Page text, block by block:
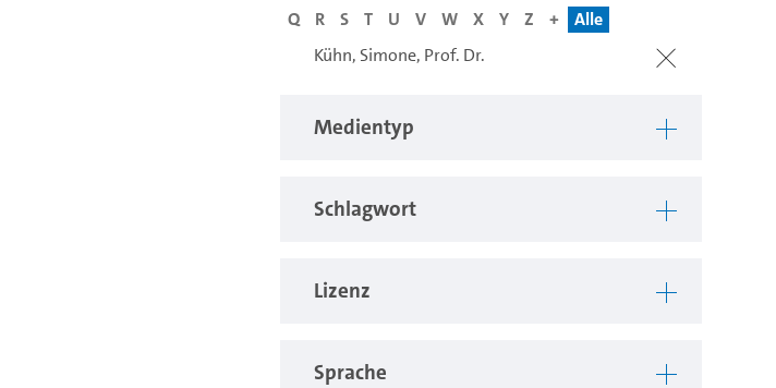
Q
R S T U V W X Y Z +
Alle
Kühn, Simone, Prof. Dr.
Medientyp
Schlagwort
Lizenz
Sprache